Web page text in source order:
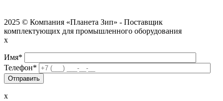
2025 © Компания «Планета Зип» - Поставщик
комплектующих для промышленного оборудования
x
Имя*
Телефон*
x